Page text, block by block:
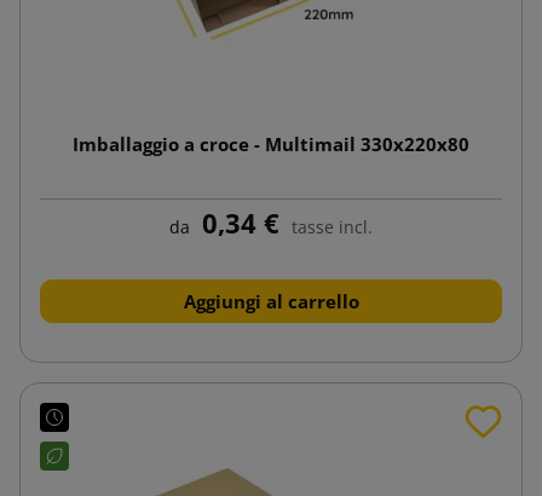
Imballaggio a croce - Multimail 330x220x80
da 0,34 € tasse incl.
Aggiungi al carrello